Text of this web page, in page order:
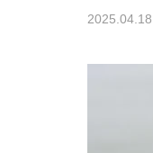
全て
2025.04.18